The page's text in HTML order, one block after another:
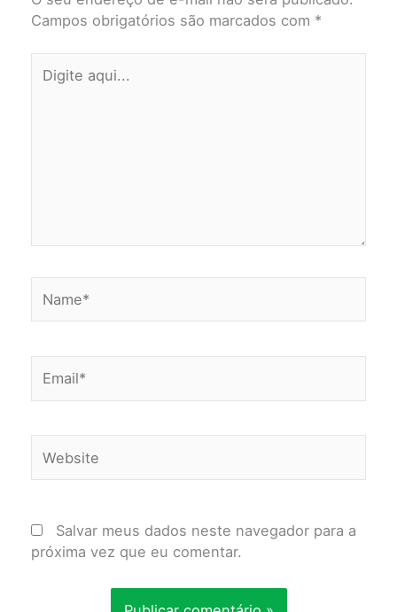
Campos obrigatórios são marcados com *
aqui...
Salvar meus dados neste navegador para a
próxima vez que eu comentar.